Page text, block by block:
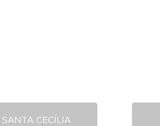
SANTA CECÍLIA